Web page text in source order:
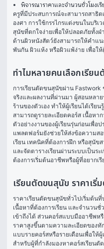
พิจารณาราคาและจำนวนชั่วโมงเ
ครูที่มีประสบการณ์จะสามารถสาธิ
องศา การใช้กรรไกรแต่งขนในบริ
สุนัขที่ตกใจง่ายเพื่อให้ปลอดภัยทั้ง
ด้านผิวหนังสัตว์ยังสามารถให้คำแ
พันกัน ผิวแห้ง หรือผิวแพ้ง่าย เพื่อใ
ทำไมหลายคนเลือกเรีย
การเรียนตัดขนสุนัขผ่าน
จริงและผลงานที่ผ่านมา ผู้สอนหลา
ร้านของตัวเอง ทำให้ผู้เรียนได้เรีย
สามารถดูรายละเอียดคอร์ส เนื้อห
ตัวอย่างงานของผู้เรียนรุ่นก่อนเพื่อ
แพลตฟอร์มยังช่วยให้ส่งข้อความส
เรียน เทคนิคที่ต้องการฝึก หรือสุนัข
และจัดตารางเรียนผ่านระบบเป็นร
ต้องการเริ่มต้นอาชีพหรือผู้ที่อยาก
เรียนตัดขนสุนัข ราคาเริ่
ราคาเรียนตัดขนสุนัขทั่วไปเริ่มต้น
เนื้อหาที่ต้องการเรียน และจำนวน
เข้าถึงได้ ส่วนคอร์สแบบมืออาชีพห
ราคาสูงขึ้นตามความละเอียดของทั
แบบรายคอร์สหรือรายเดือนเพื่อให้
สำหรับผู้ที่กำลังมองหาคอร์สเรียน